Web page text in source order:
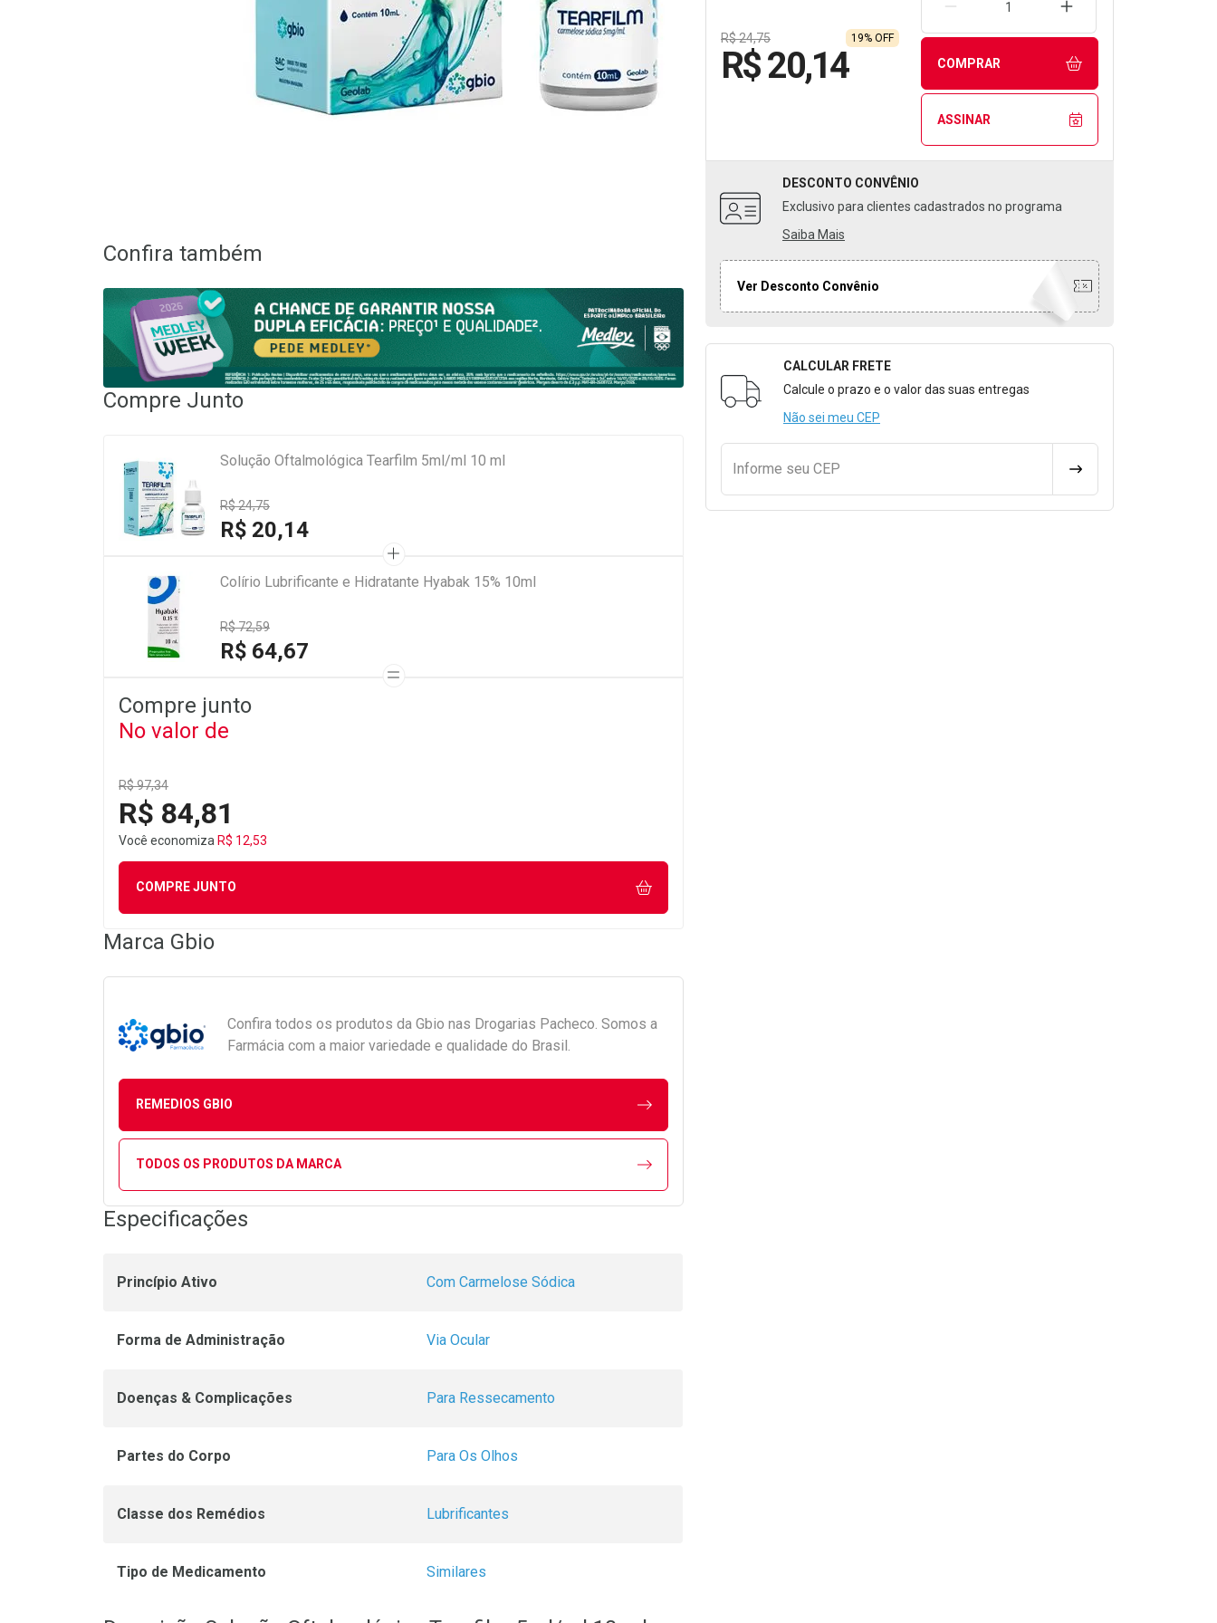
R$ 24,75 19% OFF
R$ 20,14
REMOVER UMA UNIDADEAUMENTAR UMA
COMPRAR
ASSINAR
DESCONTO CONVÊNIO
Exclusivo para clientes cadastrados no programa
Saiba Mais
Ver Desconto Convênio
Formulário para Calcular o Frete
CALCULAR FRETE
Calcule o prazo e o valor das suas entregas
Não sei meu CEP
Informe seu CEP CALCULAR FRETE
Confira também
Compre Junto
Solução Oftalmológica Tearfilm 5ml/ml 10 ml
R$ 24,75
R$ 20,14
Colírio Lubrificante e Hidratante Hyabak 15% 10ml
R$ 72,59
R$ 64,67
Compre junto
No valor de
R$ 97,34
R$ 84,81
Você economiza R$ 12,53
COMPRE JUNTO
Marca Gbio
Confira todos os produtos da Gbio nas Drogarias Pacheco. Somos a
Farmácia com a maior variedade e qualidade do Brasil.
REMEDIOS GBIO
TODOS OS PRODUTOS DA MARCA
Especificações
Princípio Ativo Com Carmelose Sódica
Forma de Administração Via Ocular
Doenças & Complicações Para Ressecamento
Partes do Corpo Para Os Olhos
Classe dos Remédios Lubrificantes
Tipo de Medicamento Similares